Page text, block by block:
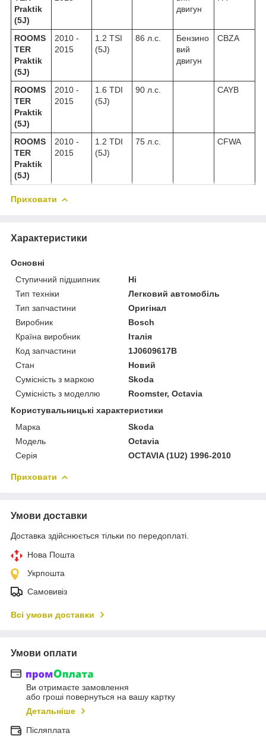
Praktik
(5J)
двигун
ROOMS
TER
Praktik
(5J)
2010 -
2015
1.2 TSI
(5J)
86 л.с.
Бензино
вий
двигун
CBZA
ROOMS
TER
Praktik
(5J)
2010 -
2015
1.6 TDI
(5J)
90 л.с. CAYB
ROOMS
TER
Praktik
(5J)
2010 -
2015
1.2 TDI
(5J)
75 л.с. CFWA
Приховати
Характеристики
Основні
Ступичний підшипник
Ні
Тип техніки
Легковий автомобіль
Тип запчастини
Оригінал
Виробник
Bosch
Країна виробник
Італія
Код запчастини
1J0609617B
Стан
Новий
Сумісність з маркою
Skoda
Сумісність з моделлю
Roomster, Octavia
Користувальницькі характеристики
Марка
Skoda
Модель
Octavia
Серія
OCTAVIA (1U2) 1996-2010
Приховати
Умови доставки
Доставка здійснюється тільки по передоплаті.
Нова Пошта
Укрпошта
Самовивіз
Всі умови доставки
Умови оплати
Ви отримаєте замовлення
або гроші повернуться на вашу картку
Детальніше
Післяплата